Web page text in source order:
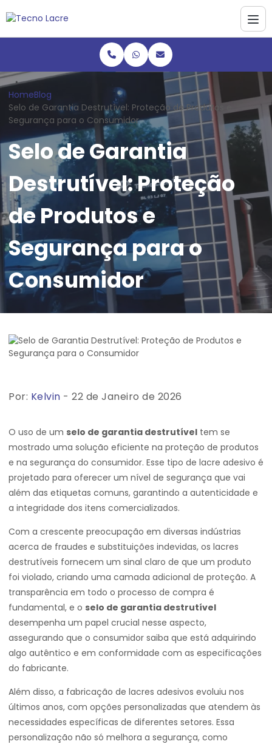
HomeBlog
Selo de Garantia Destrutível: Proteção de Produtos e
Segurança para o Consumidor
Selo de Garantia
Destrutível: Proteção
de Produtos e
Segurança para o
Consumidor
Por: Kelvin - 22 de Janeiro de 2026
O uso de um selo de garantia destrutível tem se
mostrado uma solução eficiente na proteção de produtos
e na segurança do consumidor. Esse tipo de lacre adesivo é
projetado para oferecer um nível de segurança que vai
além das etiquetas comuns, garantindo a autenticidade e
a integridade dos itens comercializados.
Com a crescente preocupação em diversas indústrias
acerca de fraudes e substituições indevidas, os lacres
destrutíveis fornecem um sinal claro de que um produto
foi violado, criando uma camada adicional de proteção. A
transparência em todo o processo de compra é
fundamental, e o selo de garantia destrutível
desempenha um papel crucial nesse aspecto,
assegurando que o consumidor saiba que está adquirindo
algo autêntico e em conformidade com as especificações
do fabricante.
Além disso, a fabricação de lacres adesivos evoluiu nos
últimos anos, com opções personalizadas que atendem às
necessidades específicas de diferentes setores. Essa
personalização não só melhora a segurança, como